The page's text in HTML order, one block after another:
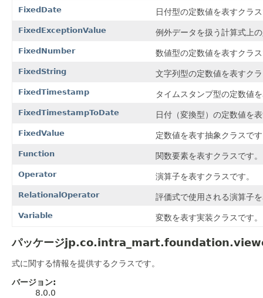
FixedDate 日付型の定数値を表すクラ
FixedExceptionValue 例外データを扱う計算式上
FixedNumber 数値型の定数値を表すクラ
FixedString 文字列型の定数値を表すク
FixedTimestamp タイムスタンプ型の定数値
FixedTimestampToDate 日付（変換型）の定数値を
FixedValue 定数値を表す抽象クラスで
Function 関数要素を表すクラスです。
Operator 演算子を表すクラスです。
RelationalOperator 評価式で使用される演算子
Variable 変数を表す実装クラスです。
パッケージ
式に関する情報を提供するクラスです。
バージョン:
8.0.0